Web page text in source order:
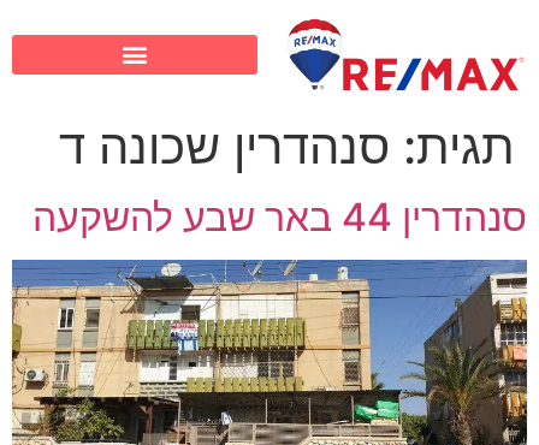
תגית: סנהדרין שכונה ד
סנהדרין 44 באר שבע להשקעה